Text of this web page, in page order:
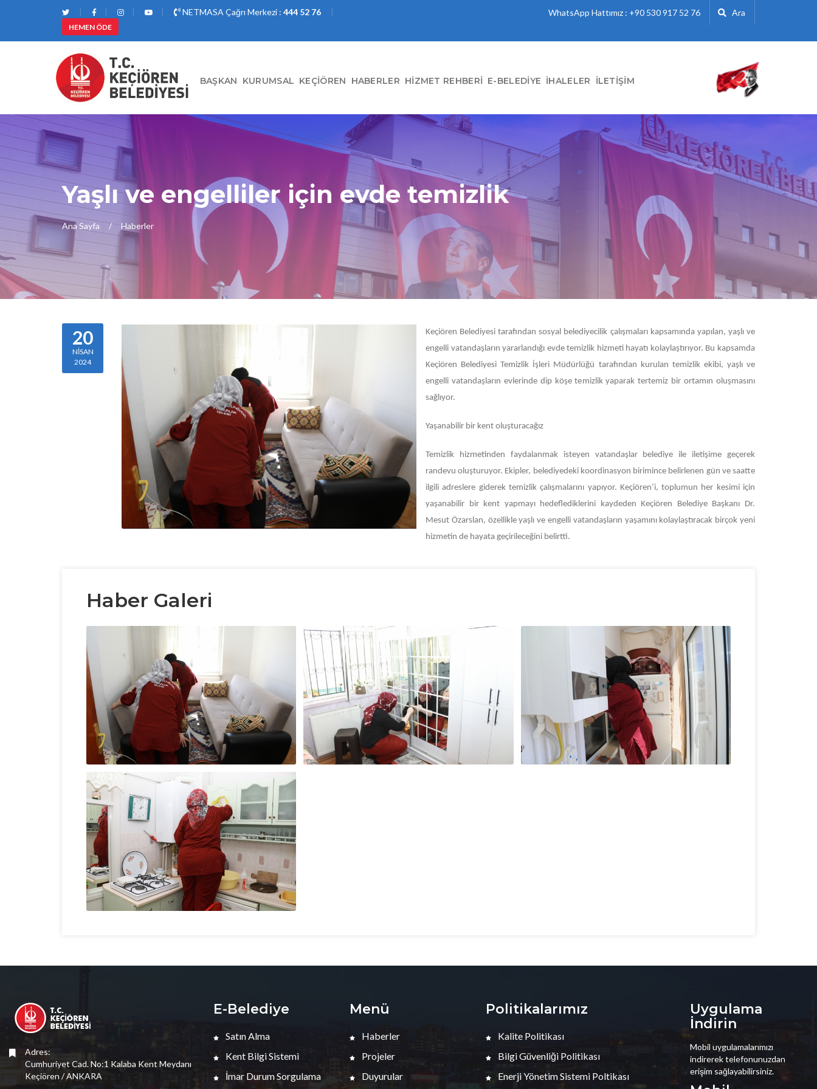
NETMASA Çağrı Merkezi : 444 52 76
HEMEN ÖDE
WhatsApp Hattımız : +90 530 917 52 76 Ara
BAŞKAN KURUMSAL KEÇIÖREN HABERLER HIZMET REHBERI E-BELEDIYE İHALELER İLETIŞIM
Yaşlı ve engelliler için evde temizlik
Ana Sayfa Haberler
20
NISAN
2024
Keçiören Belediyesi tarafından sosyal belediyecilik çalışmaları kapsamında yapılan, yaşlı ve
engelli vatandaşların yararlandığı evde temizlik hizmeti hayatı kolaylaştırıyor. Bu kapsamda
Keçiören Belediyesi Temizlik İşleri Müdürlüğü tarafından kurulan temizlik ekibi, yaşlı ve
engelli vatandaşların evlerinde dip köşe temizlik yaparak tertemiz bir ortamın oluşmasını
sağlıyor.
Yaşanabilir bir kent oluşturacağız
Temizlik hizmetinden faydalanmak isteyen vatandaşlar belediye ile iletişime geçerek
randevu oluşturuyor. Ekipler, belediyedeki koordinasyon birimince belirlenen gün ve saatte
ilgili adreslere giderek temizlik çalışmalarını yapıyor. Keçiören’i, toplumun her kesimi için
yaşanabilir bir kent yapmayı hedeflediklerini kaydeden Keçiören Belediye Başkanı Dr.
Mesut Özarslan, özellikle yaşlı ve engelli vatandaşların yaşamını kolaylaştıracak birçok yeni
hizmetin de hayata geçirileceğini belirtti.
Haber Galeri
Adres:
Cumhuriyet Cad. No:1 Kalaba Kent Meydanı
Keçiören / ANKARA
E-Belediye
Satın Alma
Kent Bilgi Sistemi
İmar Durum Sorgulama
Menü
Haberler
Projeler
Duyurular
Politikalarımız
Kalite Politikası
Bilgi Güvenliği Politikası
Enerji Yönetim Sistemi Poltikası
Uygulama
İndirin
Mobil uygulamalarımızı
indirerek telefonunuzdan
erişim sağlayabilirsiniz.